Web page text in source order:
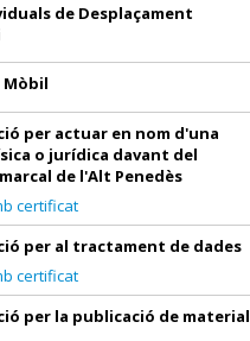
de Desplaçament
Mòbil
per actuar en nom d'una
o jurídica davant del
de l'Alt Penedès
certificat
per al tractament de dades
certificat
per la publicació de material